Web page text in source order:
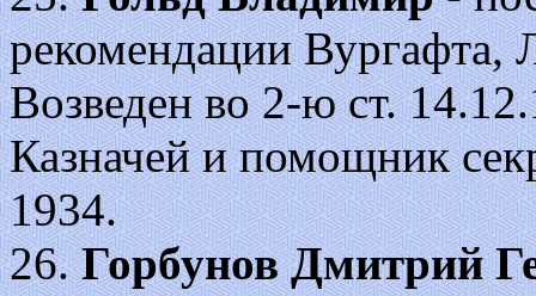
рекомендации Вургафта,
Возведен во 2-ю ст.
Казначей и помощник
1934.
26.Горбунов Дмитрий